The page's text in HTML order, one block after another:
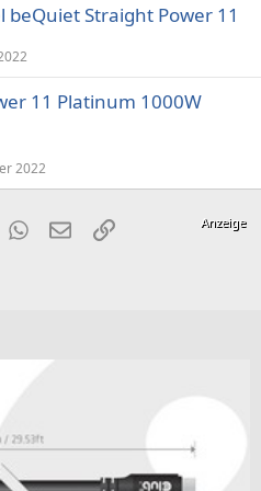
Straight Power 11
11 Platinum 1000W
2022
WhatsApp
E-MailLink